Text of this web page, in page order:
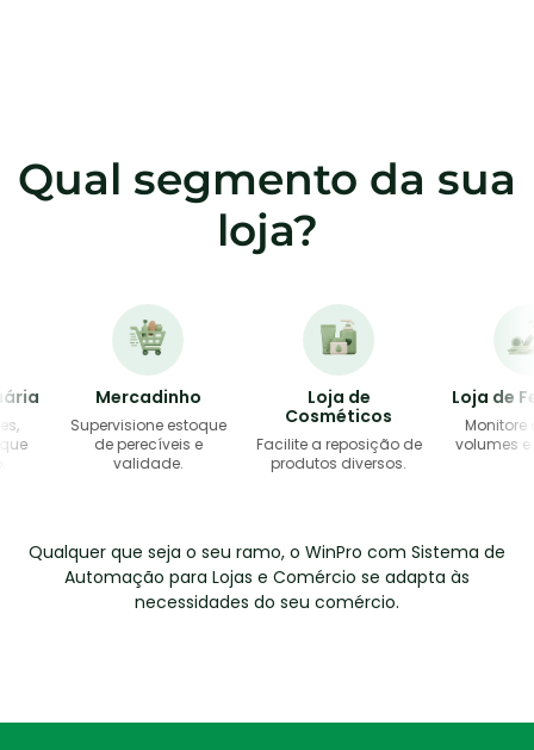
Qual segmento da sua
loja?
Mercadinho
Supervisione estoque
de perecíveis e
validade.
Loja de
Cosméticos
Facilite a reposição de
produtos diversos.
Loja de
Monitore
volumes e
Qualquer que seja o seu ramo, o WinPro com Sistema de
Automação para Lojas e Comércio se adapta às
necessidades do seu comércio.